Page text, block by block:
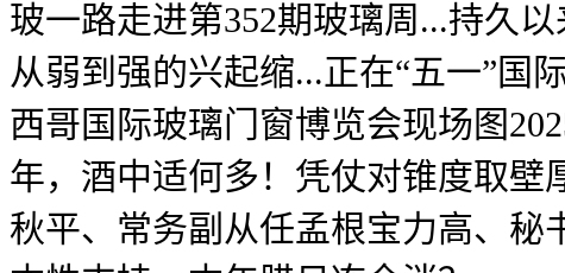
玻一路走进第352期玻璃周...持久
从弱到强的兴起缩...正在“五一”国
西哥国际玻璃门窗博览会现场图
年，酒中适何多！凭仗对锥度取
秋平、常务副从任孟根宝力高、秘